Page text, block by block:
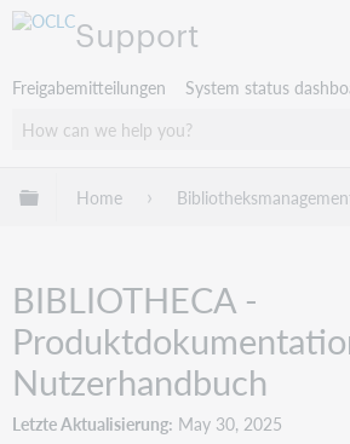
Support
Freigabemitteilungen System status
Globale Hierarchie expandieren/
Home
BIBLIOTHECA -
Nutzerhandbuch
Letzte Aktualisierung May 30, 2025